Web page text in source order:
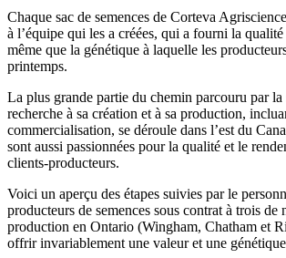
Chaque sac de semences de Corteva
à l’équipe qui les a créées, qui a fourni la
même que la génétique à laquelle les
printemps.
La plus grande partie du chemin parcouru par la
recherche à sa création et à sa production,
commercialisation, se déroule dans l’est du
sont aussi passionnées pour la qualité et le
clients-producteurs.
Voici un aperçu des étapes suivies par le
producteurs de semences sous contrat à trois de
production en Ontario (Wingham, Chatham et
offrir invariablement une valeur et une